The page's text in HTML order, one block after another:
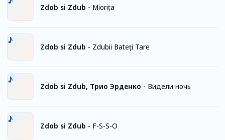
Zdob si Zdub - Miorița
Zdob si Zdub - Zdubii Bateți Tare
Zdob si Zdub, Трио Эрденко - Видели ночь
Zdob si Zdub - F-S-S-O